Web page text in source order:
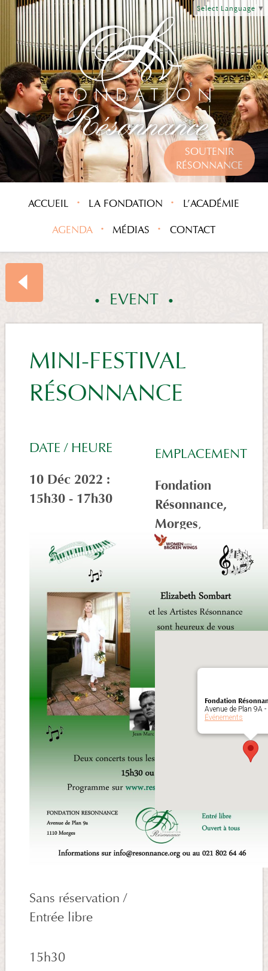
Select Language ▼
SOUTENIR
RÉSONNANCE
ACCUEIL LA FONDATION L’ACADÉMIE
AGENDA MÉDIAS CONTACT
EVENT
EVENTS
SUMMARY
MINI-FESTIVAL
RÉSONNANCE
EMPLACEMENT
Fondation
Résonnance,
Morges,
Avenue de
Suisse
Fondation
Avenue de Plan 9A
Événements
DATE / HEURE
10 Déc 2022 :
15h30 - 17h30
Sans réservation /
Entrée libre
15h30